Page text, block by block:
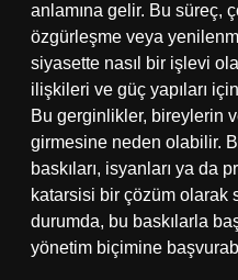
anlamına gelir. Bu süreç,
özgürleşme veya
siyasette nasıl bir işlevi
ilişkileri ve güç yapıları
Bu gerginlikler, bireylerin
girmesine neden olabilir.
baskıları, isyanları ya da
katarsisi bir çözüm olarak
durumda, bu baskılarla
yönetim biçimine